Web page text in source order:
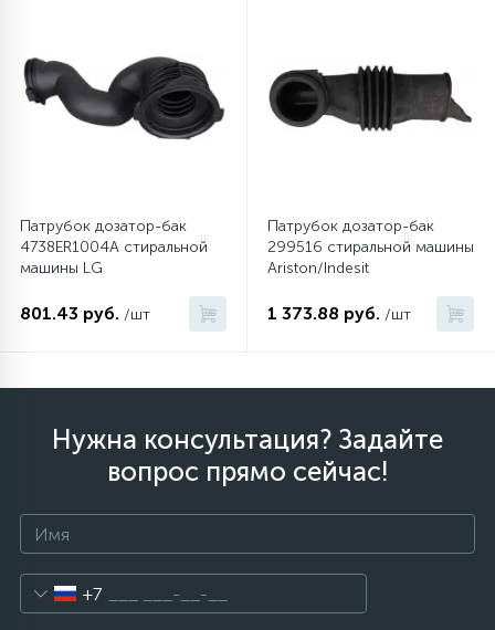
Патрубок дозатор-бак
4738ER1004A стиральной
машины LG
801.43 руб. /шт
Патрубок дозатор-бак
299516 стиральной машины
Ariston/Indesit
1 373.88 руб. /шт
Нужна консультация? Задайте
вопрос прямо сейчас!
+7